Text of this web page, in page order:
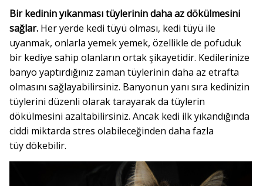
Bir kedinin yıkanması tüylerinin daha az dökülmesini
sağlar.Her yerde kedi tüyü olması, kedi tüyü ile
uyanmak, onlarla yemek yemek, özellikle de pofuduk
bir kediye sahip olanların ortak şikayetidir. Kedilerinize
banyo yaptırdığınız zaman tüylerinin daha az etrafta
olmasını sağlayabilirsiniz. Banyonun yanı sıra kedinizin
tüylerini düzenli olarak tarayarak da tüylerin
dökülmesini azaltabilirsiniz. Ancak kedi ilk yıkandığında
ciddi miktarda stres olabileceğinden daha fazla
tüy dökebilir.